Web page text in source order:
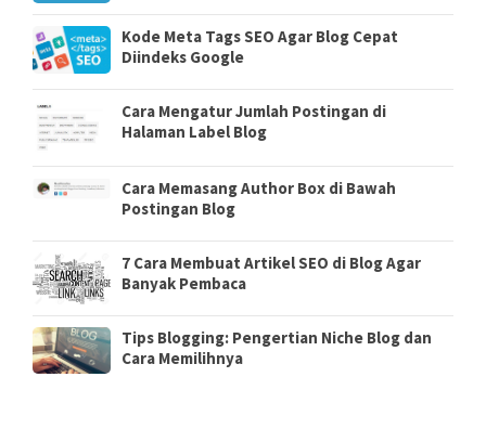
Kode Meta Tags SEO Agar Blog Cepat
Diindeks Google
Cara Mengatur Jumlah Postingan di
Halaman Label Blog
Cara Memasang Author Box di Bawah
Postingan Blog
7 Cara Membuat Artikel SEO di Blog Agar
Banyak Pembaca
Tips Blogging: Pengertian Niche Blog dan
Cara Memilihnya